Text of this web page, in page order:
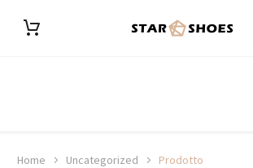
Home Uncategorized Prodotto